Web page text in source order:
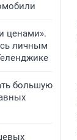
ценами».
личным
большую